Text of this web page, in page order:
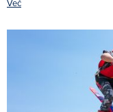
Več